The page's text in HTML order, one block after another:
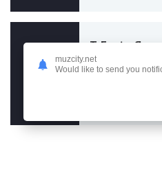
T-Fest - Я
выглядишь
Up Remix)
тик тока / Новые и
muzcity.net
Would like to send you